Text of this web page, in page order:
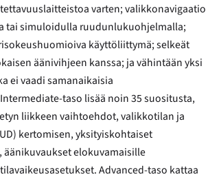
varten; valikkonavigaatio
tai simuloidulla ruudunlukuohjelmalla;
käyttöliittymä; selkeät
äänivihjeen kanssa; ja vähintään yksi
ei vaadi samanaikaisia
taso lisää noin 35 suositusta,
liikkeen vaihtoehdot, valikkotilan ja
kertomisen, yksityiskohtaiset
elokuvamaisille
Advanced-taso kattaa